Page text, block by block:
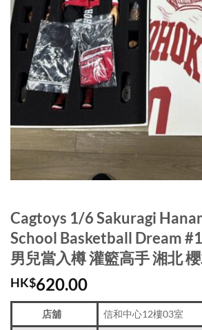
Cagtoys 1/6 Sakuragi
School Basketball Dream
男兒當入樽 灌籃高手 湘北
HK$620.00
店舖 信和中心12樓03室